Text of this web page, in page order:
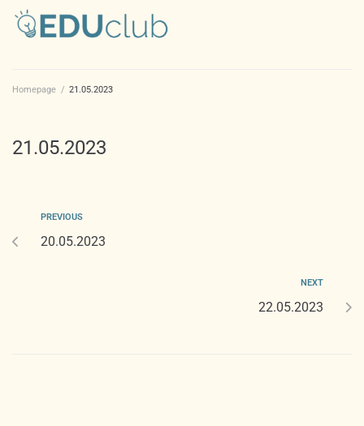
Homepage / 21.05.2023
21.05.2023
PREVIOUS
20.05.2023
NEXT
22.05.2023